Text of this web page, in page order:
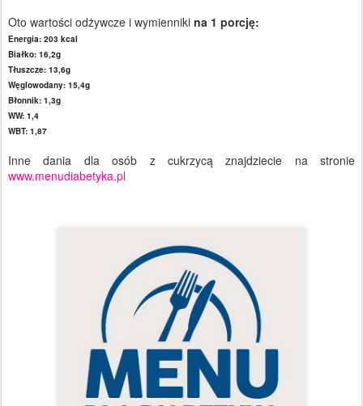
Oto wartości odżywcze i wymienniki na 1 porcję:
Energia: 203 kcal
Białko: 16,2g
Tłuszcze: 13,6g
Węglowodany: 15,4g
Błonnik: 1,3g
WW: 1,4
WBT: 1,87
Inne dania dla osób z cukrzycą znajdziecie na stronie
www.menudiabetyka.pl